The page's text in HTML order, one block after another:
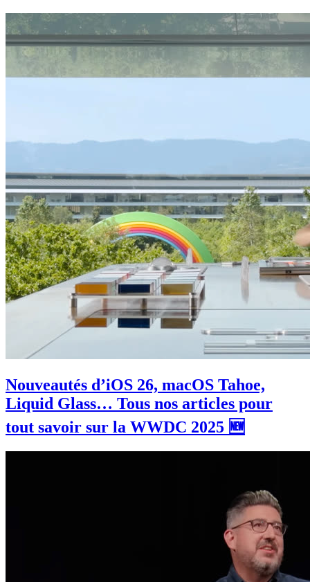
Nouveautés d’iOS 26, macOS Tahoe,
Liquid Glass… Tous nos articles pour
tout savoir sur la WWDC 2025 🆕